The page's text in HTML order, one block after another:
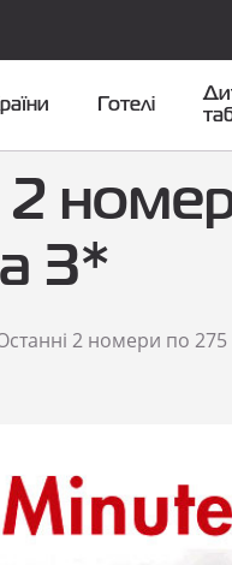
Готелі
2
3*
2 номери по